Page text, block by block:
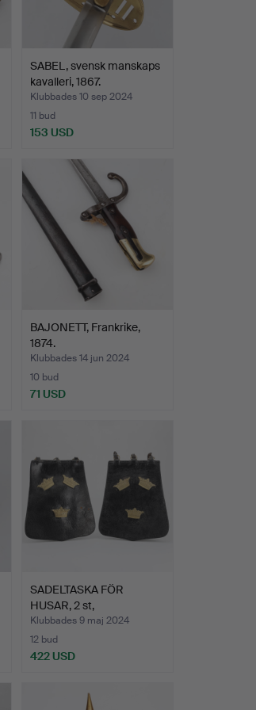
SABEL, svensk manskaps
kavalleri, 1867.
Klubbades 10 sep 2024
11 bud
153 USD
BAJONETT, Frankrike,
1874.
Klubbades 14 jun 2024
10 bud
71 USD
SADELTASKA FÖR
HUSAR, 2 st,
läder/mässing.
Klubbades 9 maj 2024
12 bud
422 USD